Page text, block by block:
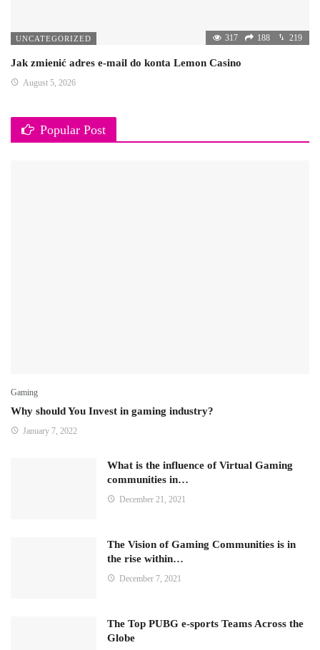
UNCATEGORIZED 317 188 219
Jak zmienić adres e-mail do konta Lemon Casino
August 5, 2026
Popular Post
Gaming
Why should You Invest in gaming industry?
January 7, 2022
What is the influence of Virtual Gaming
communities in…
December 21, 2021
The Vision of Gaming Communities is in
the rise within…
December 7, 2021
The Top PUBG e-sports Teams Across the
Globe